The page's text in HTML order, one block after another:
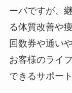
ーバですが、
る体質改善や
回数券や通い
お客様のライ
できるサポー